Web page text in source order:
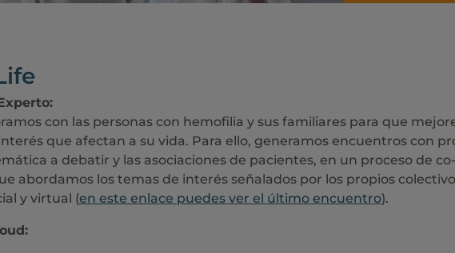
con las personas con hemofilia y sus familiares para que
que afectan a su vida. Para ello, generamos encuentros con
a debatir y las asociaciones de pacientes, en un proceso de
abordamos los temas de interés señalados por los propios
y virtual (en este enlace puedes ver el último encuentro).